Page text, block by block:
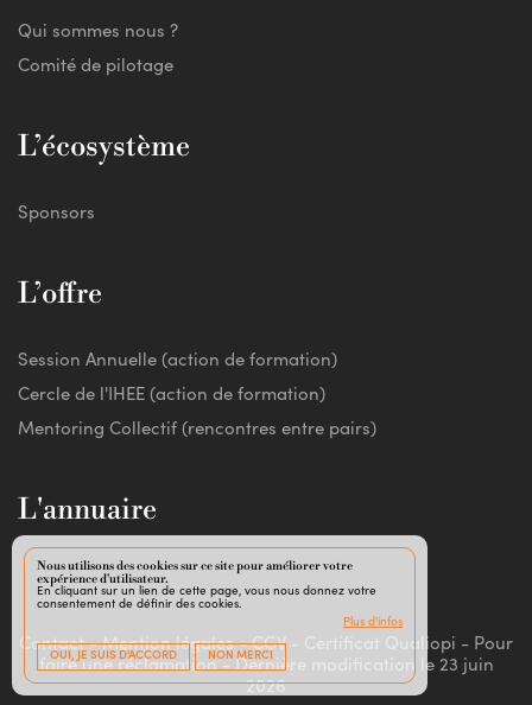
Qui sommes nous ?
Comité de pilotage
L’écosystème
Sponsors
L’offre
Session Annuelle (action de formation)
Cercle de l'IHEE (action de formation)
Mentoring Collectif (rencontres entre pairs)
L'annuaire
Contact-Mention légales-CGV - Certificat Qualiopi - Pour
faire une réclamation-Dernière modification le 23 juin
2026
Nous utilisons des cookies sur ce site pour améliorer votre
expérience d'utilisateur.
En cliquant sur un lien de cette page, vous nous donnez votre
consentement de définir des cookies.
Plus d'infos
OUI, JE SUIS D'ACCORD NON MERCI